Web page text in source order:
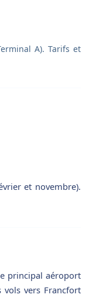
A). Tarifs et
et novembre).
principal aéroport
vers Francfort